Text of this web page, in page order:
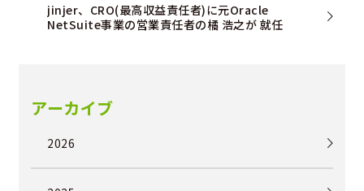
jinjer、CRO(最高収益責任者)に元Oracle
NetSuite事業の営業責任者の橘 浩之が 就任
アーカイブ
2026